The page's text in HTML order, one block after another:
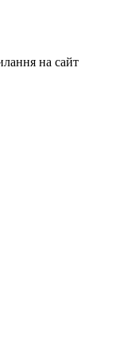
на сайт